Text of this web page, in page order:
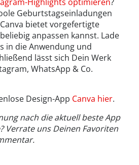
Geburtstagseinladungen
bietet vorgefertigte
anpassen kannst. Lade
in die Anwendung und
lässt sich Dein Werk
WhatsApp & Co.
Design-App Canva hier.
nach die aktuell beste App
Verrate uns Deinen Favoriten